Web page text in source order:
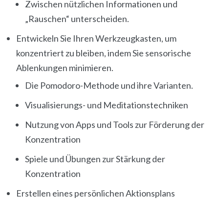
Zwischen nützlichen Informationen und
„Rauschen“ unterscheiden.
Entwickeln Sie Ihren Werkzeugkasten, um
konzentriert zu bleiben, indem Sie sensorische
Ablenkungen minimieren.
Die Pomodoro-Methode und ihre Varianten.
Visualisierungs- und Meditationstechniken
Nutzung von Apps und Tools zur Förderung der
Konzentration
Spiele und Übungen zur Stärkung der
Konzentration
Erstellen eines persönlichen Aktionsplans